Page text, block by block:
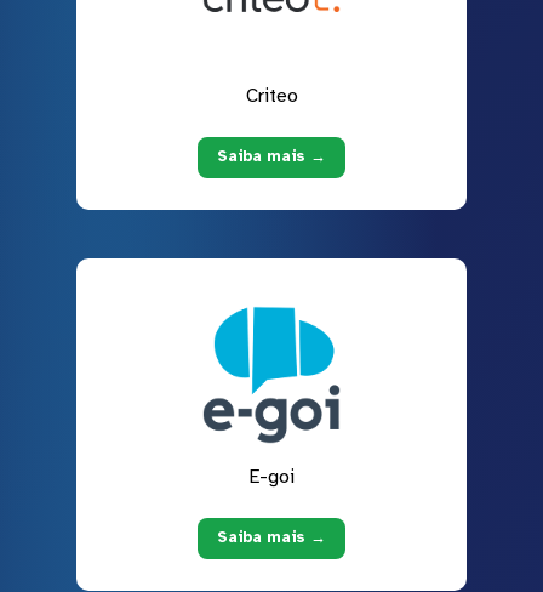
Criteo
Saiba mais →
E-goi
Saiba mais →